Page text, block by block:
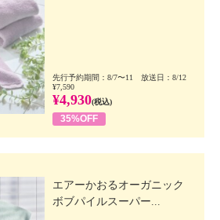
先行予約期間：8/7〜11 放送日：8/12
¥7,590
¥4,930(税込)
35%OFF
エアーかおるオーガニック
ボブパイルスーパー...